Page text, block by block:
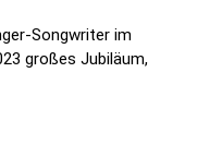
Songwriter im
großes Jubiläum,